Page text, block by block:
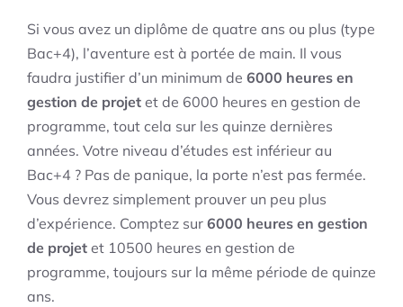
Si vous avez un diplôme de quatre ans ou plus (type
Bac+4), l’aventure est à portée de main. Il vous
faudra justifier d’un minimum de 6000 heures en
gestion de projet et de 6000 heures en gestion de
programme, tout cela sur les quinze dernières
années. Votre niveau d’études est inférieur au
Bac+4 ? Pas de panique, la porte n’est pas fermée.
Vous devrez simplement prouver un peu plus
d’expérience. Comptez sur 6000 heures en gestion
de projet et 10500 heures en gestion de
programme, toujours sur la même période de quinze
ans.